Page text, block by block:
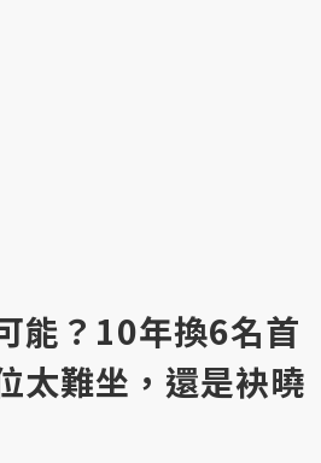
能？10年換6名首
太難坐，還是袂曉